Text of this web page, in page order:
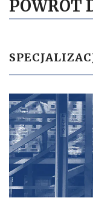
POWRÓT